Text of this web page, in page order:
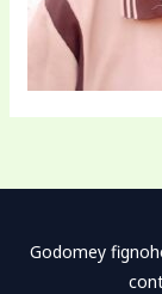
Godomey